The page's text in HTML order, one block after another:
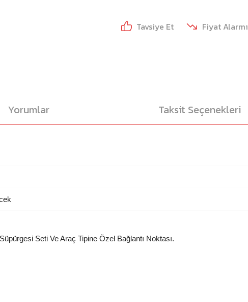
Tavsiye Et Fiyat Alarmı
Yorumlar Taksit Seçenekleri
Seti Ve Araç Tipine Özel Bağlantı Noktası.